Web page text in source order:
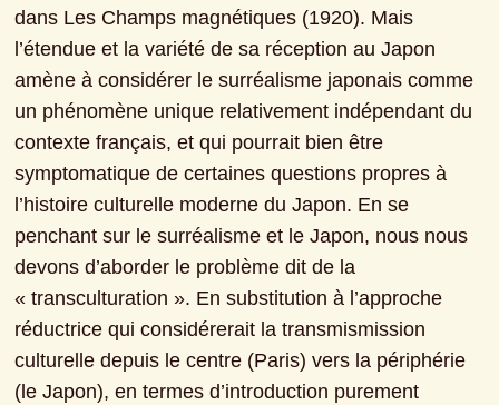
dans Les Champs magnétiques (1920). Mais
l’étendue et la variété de sa réception au Japon
amène à considérer le surréalisme japonais comme
un phénomène unique relativement indépendant du
contexte français, et qui pourrait bien être
symptomatique de certaines questions propres à
l’histoire culturelle moderne du Japon. En se
penchant sur le surréalisme et le Japon, nous nous
devons d’aborder le problème dit de la
« transculturation ». En substitution à l’approche
réductrice qui considérerait la transmismission
culturelle depuis le centre (Paris) vers la périphérie
(le Japon), en termes d’introduction purement